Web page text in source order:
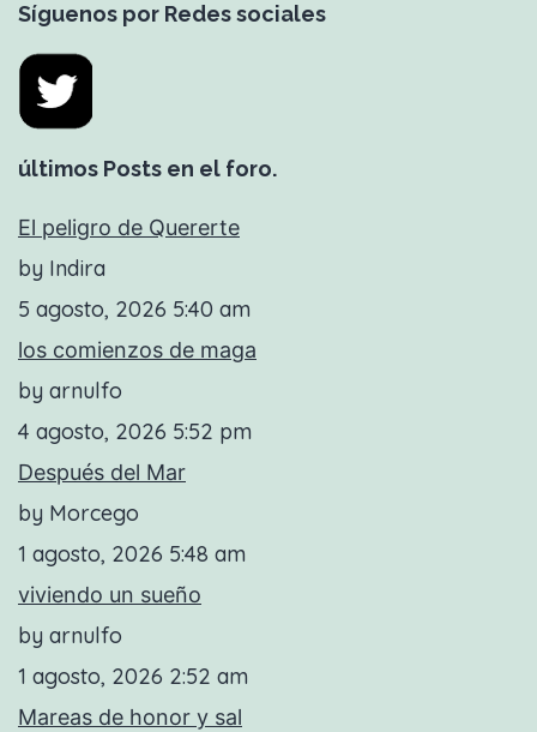
Síguenos por Redes sociales
últimos Posts en el foro.
El peligro de Quererte
by Indira
5 agosto, 2026 5:40 am
los comienzos de maga
by arnulfo
4 agosto, 2026 5:52 pm
Después del Mar
by Morcego
1 agosto, 2026 5:48 am
viviendo un sueño
by arnulfo
1 agosto, 2026 2:52 am
Mareas de honor y sal